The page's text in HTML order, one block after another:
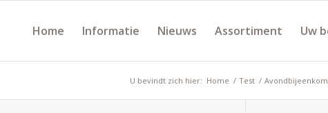
Home Informatie Nieuws Assortiment Uw
U bevindt zich hier: Home / Test /